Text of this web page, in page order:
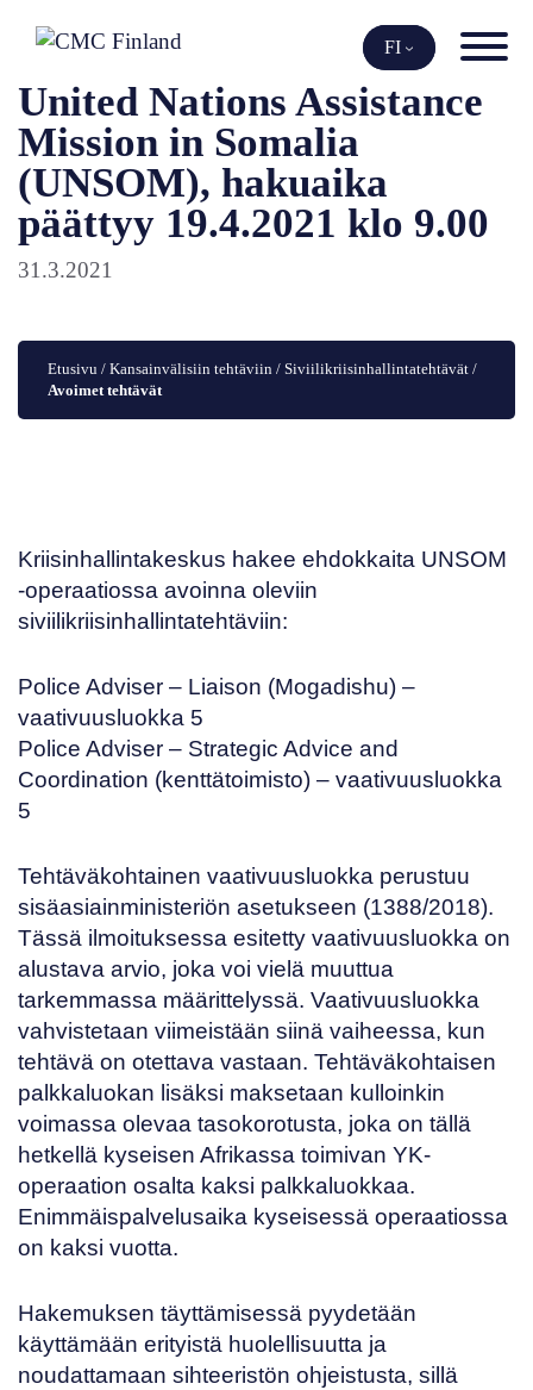
sisältöön
FI
United Nations Assistance
Mission in Somalia
(UNSOM), hakuaika
päättyy 19.4.2021 klo 9.00
31.3.2021
Etusivu / Kansainvälisiin tehtäviin / Siviilikriisinhallintatehtävät
Avoimet tehtävät
Kriisinhallintakeskus hakee ehdokkaita UNSOM
-operaatiossa avoinna oleviin
siviilikriisinhallintatehtäviin:
Police Adviser – Liaison (Mogadishu) –
vaativuusluokka 5
Police Adviser – Strategic Advice and
Coordination (kenttätoimisto) – vaativuusluokka
5
Tehtäväkohtainen vaativuusluokka perustuu
sisäasiainministeriön asetukseen (1388/2018).
Tässä ilmoituksessa esitetty vaativuusluokka on
alustava arvio, joka voi vielä muuttua
tarkemmassa määrittelyssä. Vaativuusluokka
vahvistetaan viimeistään siinä vaiheessa, kun
tehtävä on otettava vastaan. Tehtäväkohtaisen
palkkaluokan lisäksi maksetaan kulloinkin
voimassa olevaa tasokorotusta, joka on tällä
hetkellä kyseisen Afrikassa toimivan YK-
operaation osalta kaksi palkkaluokkaa.
Enimmäispalvelusaika kyseisessä operaatiossa
on kaksi vuotta.
Hakemuksen täyttämisessä pyydetään
käyttämään erityistä huolellisuutta ja
noudattamaan sihteeristön ohjeistusta, sillä